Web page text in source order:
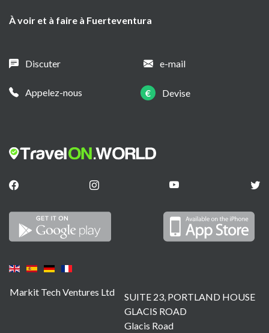
Markit Tech Ventures Ltd
SUITE 23, PORTLAND HOUSE
GLACIS ROAD
Glacis Road
À voir et à faire à Fuerteventura
Discuter e-mail
Appelez-nous € Devise